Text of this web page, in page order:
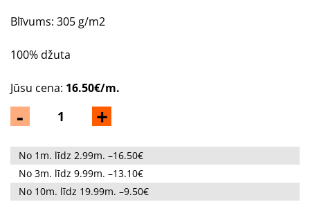
Blīvums: 305 g/m2
100% džuta
- +
Jūsu cena: 16.50€/m.
No 1m. līdz 2.99m. –16.50€
No 3m. līdz 9.99m. –13.10€
No 10m. līdz 19.99m. –9.50€